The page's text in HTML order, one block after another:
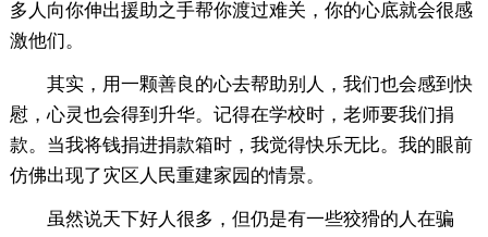
多人向你伸出援助之手帮你渡过难关，你的心底就会很感
激他们。
其实，用一颗善良的心去帮助别人，我们也会感到快
慰，心灵也会得到升华。记得在学校时，老师要我们捐
款。当我将钱捐进捐款箱时，我觉得快乐无比。我的眼前
仿佛出现了灾区人民重建家园的情景。
虽然说天下好人很多，但仍是有一些狡猾的人在骗